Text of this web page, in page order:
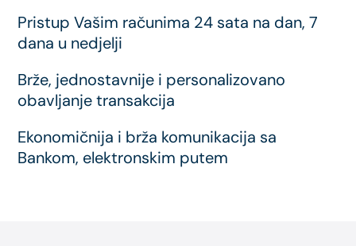
Pristup Vašim računima 24 sata na dan, 7
dana u nedjelji
Brže, jednostavnije i personalizovano
obavljanje transakcija
Ekonomičnija i brža komunikacija sa
Bankom, elektronskim putem